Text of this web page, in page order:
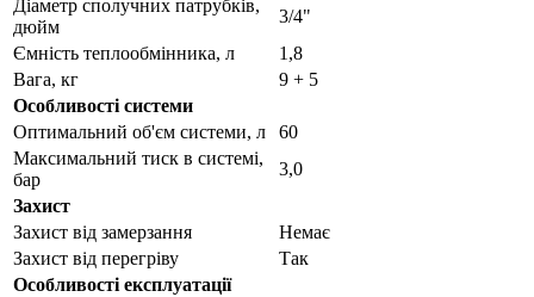
Діаметр сполучних патрубків,
дюйм
3/4"
Ємність теплообмінника, л
1,8
Вага, кг
9 + 5
Особливості системи
Оптимальний об'єм системи, л
60
Максимальний тиск в системі,
бар
3,0
Захист
Захист від замерзання
Немає
Захист від перегріву
Так
Особливості експлуатації